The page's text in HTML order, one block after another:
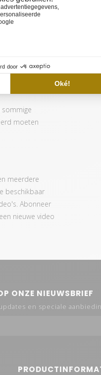
sommige
moeten
meerdere
beschikbaar
Abonneer
nieuwe video
ONZE NIEUWSBRIEF
en speciale